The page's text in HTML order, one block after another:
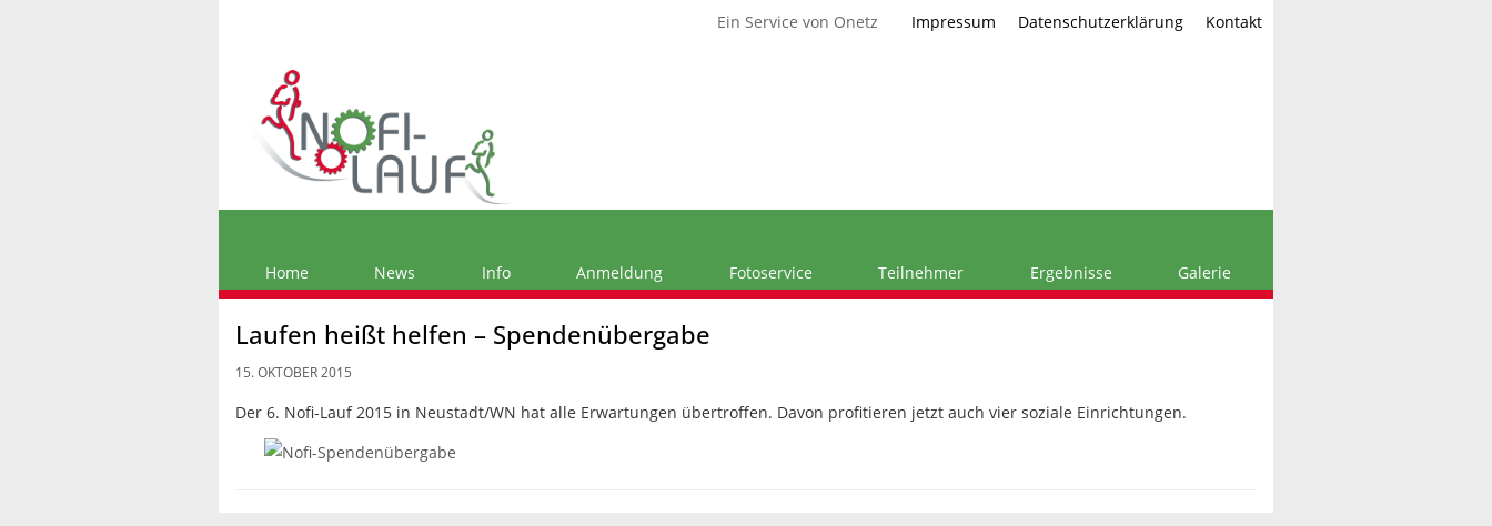
Impressum Datenschutzerklärung Kontakt
Ein Service von Onetz
Home News Info Anmeldung Fotoservice Teilnehmer Ergebnisse Galerie
Laufen heißt helfen – Spendenübergabe
15. OKTOBER 2015
Der 6. Nofi-Lauf 2015 in Neustadt/WN hat alle Erwartungen übertroffen. Davon profitieren jetzt auch vier soziale Einrichtungen.